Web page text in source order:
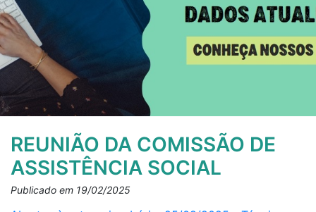
REUNIÃO DA COMISSÃO DE
ASSISTÊNCIA SOCIAL
Publicado em 19/02/2025